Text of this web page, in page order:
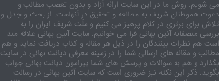
می شویم. روش ما در این سایت ارائه آزاد و بدون تعصب مطالب و
دعوت هموطنان شریف به مطالعه و تحقیق در آنهاست. از بحث و جدل و
تلاش برای برتری در کلام پرهیز می کنیم و ملّت شریف ایران را به
بررسی منصفانه آئین بهائی فرا می خوانیم. سایت آئین بهائی علاقه مند
است هم نظرات بینندگان را در ذیل هر مقاله و کتاب دریافت نماید و هم
مطالب و مقاله های ارسالی شما را در زمینه معرفی دیانت بهائی در سایت
بگذارد و هم به سوالات و پرسش های شما پیرامون دیانت بهائی جواب
بگوید. ذکر این نکته نیز ضروری است که سایت آئین بهائی در رسالت